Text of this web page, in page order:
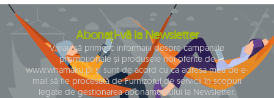
Abonați-vă la Newsletter
Vreau să primesc informații despre campaniile
promoționale și produsele noi oferite de
www.whamaku.pl și sunt de acord cu ca adresa mea de e-
mail să fie procesată de Furnizorul de servicii în scopuri
legate de gestionarea abonamentului la Newsletter.